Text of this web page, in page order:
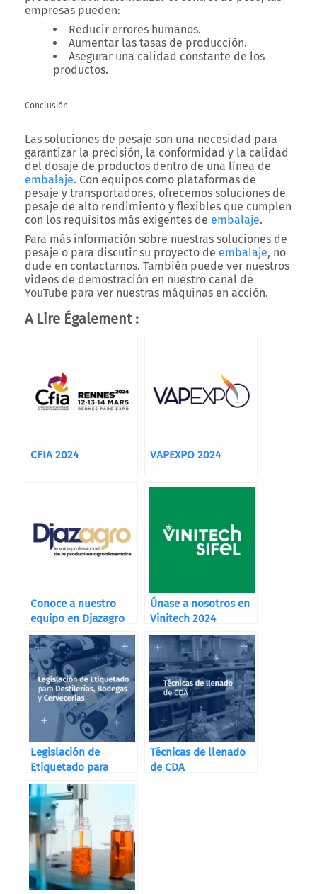
empresas pueden:
Reducir errores humanos.
Aumentar las tasas de producción.
Asegurar una calidad constante de los
productos.
Conclusión
Las soluciones de pesaje son una necesidad para
garantizar la precisión, la conformidad y la calidad
del dosaje de productos dentro de una línea de
embalaje. Con equipos como plataformas de
pesaje y transportadores, ofrecemos soluciones de
pesaje de alto rendimiento y flexibles que cumplen
con los requisitos más exigentes de embalaje.
Para más información sobre nuestras soluciones de
pesaje o para discutir su proyecto de embalaje, no
dude en contactarnos. También puede ver nuestros
videos de demostración en nuestro canal de
YouTube para ver nuestras máquinas en acción.
A Lire Également :
CFIA 2024 VAPEXPO 2024
Conoce a nuestro
equipo en Djazagro
Únase a nosotros en
Vinitech 2024
Legislación de
Etiquetado para
Destilerías, Bodegas
y Cervecerías
Técnicas de llenado
de CDA